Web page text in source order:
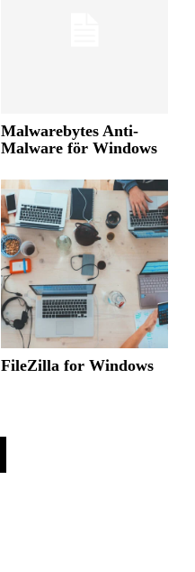
Malwarebytes Anti-
Malware för Windows
FileZilla for Windows